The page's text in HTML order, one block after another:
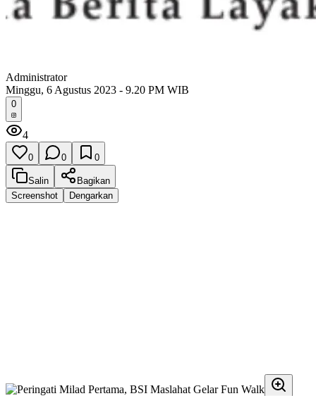
Administrator
Minggu, 6 Agustus 2023 - 9.20 PM WIB
0
4
0 0 0
Salin
Bagikan
Screenshot
Dengarkan